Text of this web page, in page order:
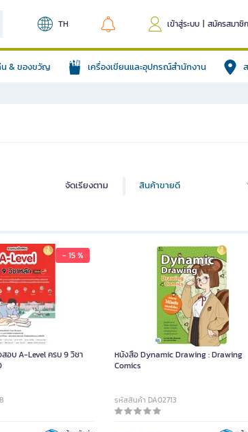
TH เข้าสู่ระบบ | สมัครสมาชิก
น & ของขวัญ เครื่องเขียนและอุปกรณ์สำนักงาน
จัดเรียงตาม สินค้าขายดี
- 15 %
อบ A-Level ครบ 9 วิชา
หนังสือ Dynamic Drawing : Drawing
Comics
รหัสสินค้า DA02713